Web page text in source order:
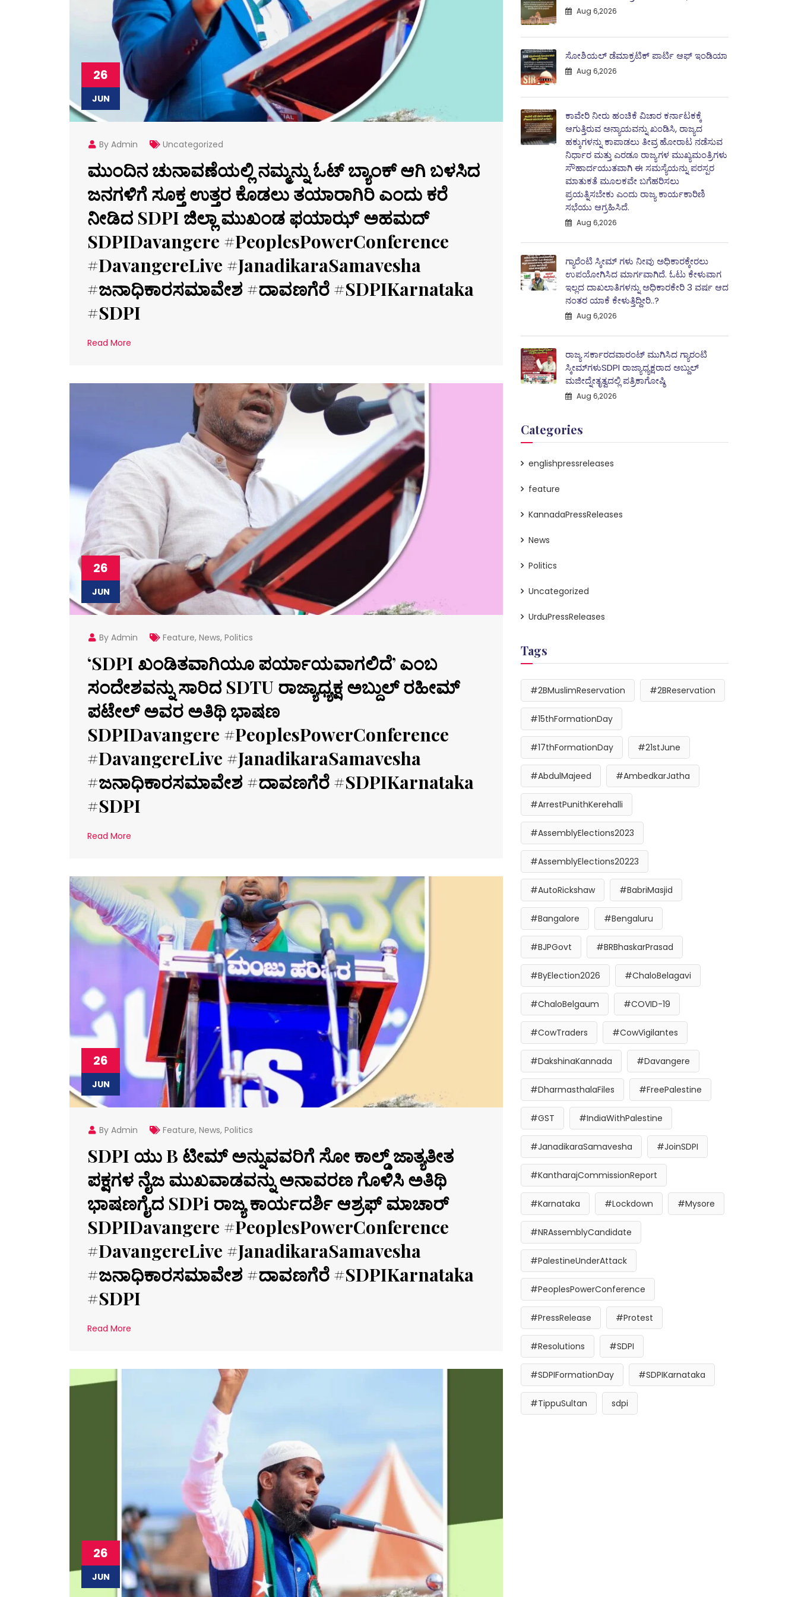
26
JUN
By Admin Uncategorized
ಮುಂದಿನ ಚುನಾವಣೆಯಲ್ಲಿ ನಮ್ಮನ್ನು ಓಟ್ ಬ್ಯಾಂಕ್ ಆಗಿ ಬಳಸಿದ
ಜನಗಳಿಗೆ ಸೂಕ್ತ ಉತ್ತರ ಕೊಡಲು ತಯಾರಾಗಿರಿ ಎಂದು ಕರೆ
ನೀಡಿದ SDPI ಜಿಲ್ಲಾ ಮುಖಂಡ ಫಯಾಝ್ ಅಹಮದ್
SDPIDavangere #PeoplesPowerConference
#DavangereLive #JanadikaraSamavesha
#ಜನಾಧಿಕಾರಸಮಾವೇಶ #ದಾವಣಗೆರೆ #SDPIKarnataka
#SDPI
Read More
26
JUN
By Admin Feature, News, Politics
‘SDPI ಖಂಡಿತವಾಗಿಯೂ ಪರ್ಯಾಯವಾಗಲಿದೆ’ ಎಂಬ
ಸಂದೇಶವನ್ನು ಸಾರಿದ SDTU ರಾಜ್ಯಾಧ್ಯಕ್ಷ ಅಬ್ದುಲ್ ರಹೀಮ್
ಪಟೇಲ್ ಅವರ ಅತಿಥಿ ಭಾಷಣ
SDPIDavangere #PeoplesPowerConference
#DavangereLive #JanadikaraSamavesha
#ಜನಾಧಿಕಾರಸಮಾವೇಶ #ದಾವಣಗೆರೆ #SDPIKarnataka
#SDPI
Read More
26
JUN
By Admin Feature, News, Politics
SDPI ಯು B ಟೀಮ್ ಅನ್ನುವವರಿಗೆ ಸೋ ಕಾಲ್ಡ್ ಜಾತ್ಯತೀತ
ಪಕ್ಷಗಳ ನೈಜ ಮುಖವಾಡವನ್ನು ಅನಾವರಣ ಗೊಳಿಸಿ ಅತಿಥಿ
ಭಾಷಣಗೈದ SDPi ರಾಜ್ಯ ಕಾರ್ಯದರ್ಶಿ ಆಶ್ರಫ್ ಮಾಚಾರ್
SDPIDavangere #PeoplesPowerConference
#DavangereLive #JanadikaraSamavesha
#ಜನಾಧಿಕಾರಸಮಾವೇಶ #ದಾವಣಗೆರೆ #SDPIKarnataka
#SDPI
Read More
26
JUN
Aug 6,2026
ಸೋಶಿಯಲ್ ಡೆಮಾಕ್ರಟಿಕ್ ಪಾರ್ಟಿ ಆಫ್ ಇಂಡಿಯಾ
Aug 6,2026
ಕಾವೇರಿ ನೀರು ಹಂಚಿಕೆ ವಿಚಾರ ಕರ್ನಾಟಕಕ್ಕೆ
ಆಗುತ್ತಿರುವ ಅನ್ಯಾಯವನ್ನು ಖಂಡಿಸಿ, ರಾಜ್ಯದ
ಹಕ್ಕುಗಳನ್ನು ಕಾಪಾಡಲು ತೀವ್ರ ಹೋರಾಟ ನಡೆಸುವ
ನಿರ್ಧಾರ ಮತ್ತು ಎರಡೂ ರಾಜ್ಯಗಳ ಮುಖ್ಯಮಂತ್ರಿಗಳು
ಸೌಹಾರ್ದಯುತವಾಗಿ ಈ ಸಮಸ್ಯೆಯನ್ನು ಪರಸ್ಪರ
ಮಾತುಕತೆ ಮೂಲಕವೇ ಬಗೆಹರಿಸಲು
ಪ್ರಯತ್ನಿಸಬೇಕು ಎಂದು ರಾಜ್ಯ ಕಾರ್ಯಕಾರಿಣಿ
ಸಭೆಯು ಆಗ್ರಹಿಸಿದೆ.
Aug 6,2026
ಗ್ಯಾರೆಂಟಿ ಸ್ಕೀಮ್ ಗಳು ನೀವು ಅಧಿಕಾರಕ್ಕೇರಲು
ಉಪಯೋಗಿಸಿದ ಮಾರ್ಗವಾಗಿದೆ. ಓಟು ಕೇಳುವಾಗ
ಇಲ್ಲದ ದಾಖಲಾತಿಗಳನ್ನು ಅಧಿಕಾರಕೇರಿ 3 ವರ್ಷ ಆದ
ನಂತರ ಯಾಕೆ ಕೇಳುತ್ತಿದ್ದೀರಿ..?
Aug 6,2026
ರಾಜ್ಯ ಸರ್ಕಾರದವಾರಂಟ್ ಮುಗಿಸಿದ ಗ್ಯಾರಂಟಿ
ಸ್ಕೀಮ್‌ಗಳುSDPI ರಾಜ್ಯಾಧ್ಯಕ್ಷರಾದ ಅಬ್ದುಲ್
ಮಜೀದ್ನೇತೃತ್ವದಲ್ಲಿ ಪತ್ರಿಕಾಗೋಷ್ಠಿ
Aug 6,2026
Categories
englishpressreleases
feature
KannadaPressReleases
News
Politics
Uncategorized
UrduPressReleases
Tags
#2BMuslimReservation #2BReservation
#15thFormationDay
#17thFormationDay #21stJune
#AbdulMajeed #AmbedkarJatha
#ArrestPunithKerehalli
#AssemblyElections2023
#AssemblyElections20223
#AutoRickshaw #BabriMasjid
#Bangalore #Bengaluru
#BJPGovt #BRBhaskarPrasad
#ByElection2026 #ChaloBelagavi
#ChaloBelgaum #COVID-19
#CowTraders #CowVigilantes
#DakshinaKannada #Davangere
#DharmasthalaFiles #FreePalestine
#GST #IndiaWithPalestine
#JanadikaraSamavesha #JoinSDPI
#KantharajCommissionReport
#Karnataka #Lockdown #Mysore
#NRAssemblyCandidate
#PalestineUnderAttack
#PeoplesPowerConference
#PressRelease #Protest
#Resolutions #SDPI
#SDPIFormationDay #SDPIKarnataka
#TippuSultan sdpi